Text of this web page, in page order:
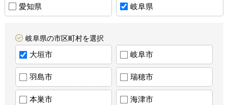
愛知県 岐阜県
岐阜県の市区町村を選択
大垣市 岐阜市
羽島市 瑞穂市
本巣市 海津市